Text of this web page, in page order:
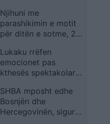
gjermane “Der
Spiegel”: Zemërimi jo
kundër Trump apo
klasës politike
Njihuni me
parashikimin e motit
për ditën e sotme, 2
Lukaku rrëfen
emocionet pas
kthesës spektakolare,
penalltinë vendimtare
SHBA mposht edhe
Bosnjën dhe
Hercegovinën, siguron